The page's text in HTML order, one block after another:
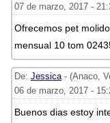
07 de marzo, 2017 -
Ofrecemos pet
mensual 10 tom
De: Jessica- (Anaco,
06 de marzo, 2017 -
Buenos dias estoy